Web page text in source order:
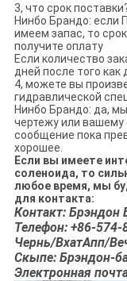
3, что срок
Нинбо Брандо: если
имеем запас, то
получите оплату
Если количество
дней после того как
4, можете вы
гидравлической
Нинбо Брандо: да,
чертежу или вашему
сообщение пока
хорошее.
Если вы имеете
соленоида, то
любое время, мы
для контакта:
Контакт: Брэндон
Телефон: +86-574-
Чернь/ВхатАпп/
Скыпе: Брэндон-
Электронная